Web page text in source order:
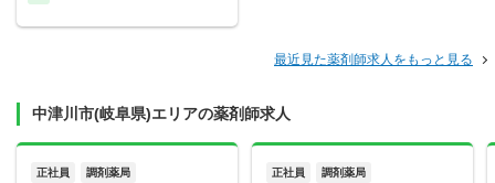
最近見た薬剤師求人をもっと見る
中津川市(岐阜県)エリアの薬剤師求人
正社員 調剤薬局 正社員 調剤薬局